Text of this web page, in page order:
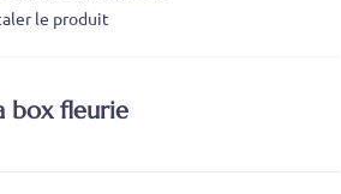
le produit
box fleurie